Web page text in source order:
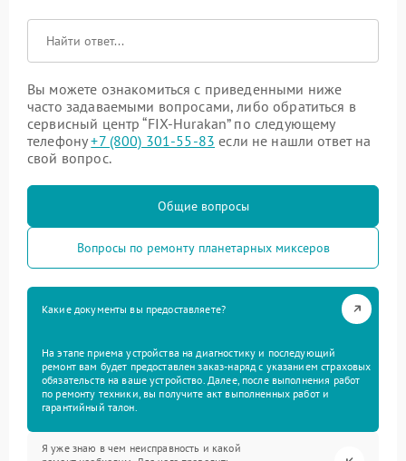
Вы можете ознакомиться с приведенными ниже
часто задаваемыми вопросами, либо обратиться в
сервисный центр “FIX-Hurakan” по следующему
телефону+7 (800) 301-55-83 если не нашли ответ на
свой вопрос.
Общие вопросы
Вопросы по ремонту планетарных миксеров
Какие документы вы предоставляете?
На этапе приема устройства на диагностику и последующий
ремонт вам будет предоставлен заказ-наряд с указанием страховых
обязательств на ваше устройство. Далее, после выполнения работ
по ремонту техники, вы получите акт выполненных работ и
гарантийный талон.
Я уже знаю в чем неисправность и какой